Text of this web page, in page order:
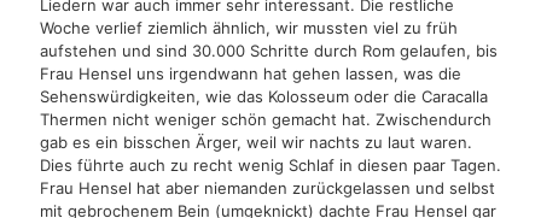
Liedern war auch immer sehr interessant. Die restliche
Woche verlief ziemlich ähnlich, wir mussten viel zu früh
aufstehen und sind 30.000 Schritte durch Rom gelaufen, bis
Frau Hensel uns irgendwann hat gehen lassen, was die
Sehenswürdigkeiten, wie das Kolosseum oder die Caracalla
Thermen nicht weniger schön gemacht hat. Zwischendurch
gab es ein bisschen Ärger, weil wir nachts zu laut waren.
Dies führte auch zu recht wenig Schlaf in diesen paar Tagen.
Frau Hensel hat aber niemanden zurückgelassen und selbst
mit gebrochenem Bein (umgeknickt) dachte Frau Hensel gar